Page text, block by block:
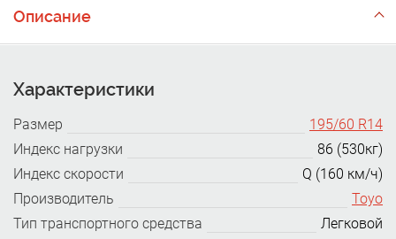
Описание
Характеристики
Размер
195/60 R14
Индекс нагрузки
86 (530кг)
Индекс скорости
Q (160 км/ч)
Производитель
Toyo
Тип транспортного средства
Легковой